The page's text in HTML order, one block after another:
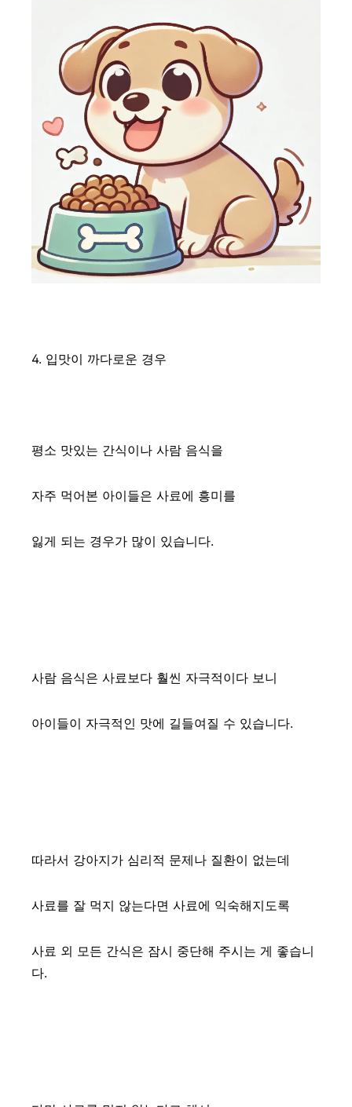
4. 입맛이 까다로운 경우
평소 맛있는 간식이나 사람 음식을
자주 먹어본 아이들은 사료에 흥미를
잃게 되는 경우가 많이 있습니다.
사람 음식은 사료보다 훨씬 자극적이다 보니
아이들이 자극적인 맛에 길들여질 수 있습니다.
따라서 강아지가 심리적 문제나 질환이 없는데
사료를 잘 먹지 않는다면 사료에 익숙해지도록
사료 외 모든 간식은 잠시 중단해 주시는 게 좋습니
다.